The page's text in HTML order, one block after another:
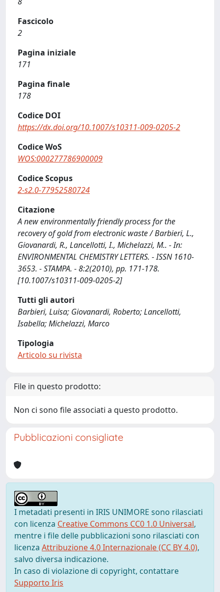
Fascicolo
2
Pagina iniziale
171
Pagina finale
178
Codice DOI
https://dx.doi.org/10.1007/s10311-009-0205-2
Codice WoS
WOS:000277786900009
Codice Scopus
2-s2.0-77952580724
Citazione
A new environmentally friendly process for the
recovery of gold from electronic waste / Barbieri, L.,
Giovanardi, R., Lancellotti, I., Michelazzi, M.. - In:
ENVIRONMENTAL CHEMISTRY LETTERS. - ISSN 1610-
3653. - STAMPA. - 8:2(2010), pp. 171-178.
[10.1007/s10311-009-0205-2]
Tutti gli autori
Barbieri, Luisa; Giovanardi, Roberto; Lancellotti,
Isabella; Michelazzi, Marco
Tipologia
Articolo su rivista
File in questo prodotto:
Non ci sono file associati a questo prodotto.
Pubblicazioni consigliate
I metadati presenti in IRIS UNIMORE sono rilasciati
con licenza Creative Commons CC0 1.0 Universal,
mentre i file delle pubblicazioni sono rilasciati con
licenza Attribuzione 4.0 Internazionale (CC BY 4.0),
salvo diversa indicazione.
In caso di violazione di copyright, contattare
Supporto Iris